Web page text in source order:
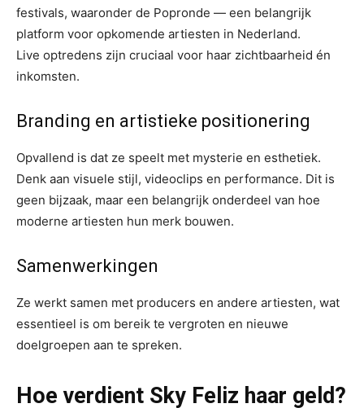
festivals, waaronder de Popronde — een belangrijk
platform voor opkomende artiesten in Nederland.
Live optredens zijn cruciaal voor haar zichtbaarheid én
inkomsten.
Branding en artistieke positionering
Opvallend is dat ze speelt met mysterie en esthetiek.
Denk aan visuele stijl, videoclips en performance. Dit is
geen bijzaak, maar een belangrijk onderdeel van hoe
moderne artiesten hun merk bouwen.
Samenwerkingen
Ze werkt samen met producers en andere artiesten, wat
essentieel is om bereik te vergroten en nieuwe
doelgroepen aan te spreken.
Hoe verdient Sky Feliz haar geld?